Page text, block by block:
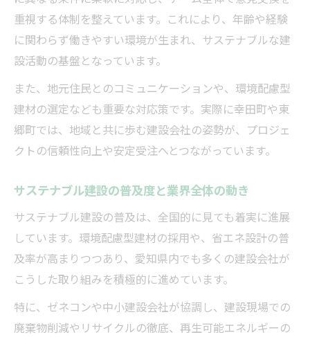
重視する体制を整えています。これにより、年齢や経験
に関わらず働きやすい環境が生まれ、サステナブルな建
設活動の基盤となっています。
また、地元住民とのコミュニケーションや、環境配慮型
建材の選定なども重要な対応策です。実際に幸田町や東
郷町では、地域と共に歩む建設会社の姿勢が、プロジェ
クトの信頼性向上や安定受注へとつながっています。
サステナブル建設の普及度と業界全体の動き
サステナブル建設の普及は、全国的に見ても着実に進展
しています。環境配慮型建材の採用や、省エネ設計の普
及率が高まりつつあり、愛知県内でも多くの建設会社が
こうした取り組みを積極的に進めています。
特に、ゼネコンや中小建設会社が協調し、建設現場での
廃棄物削減やリサイクルの徹底、再生可能エネルギーの